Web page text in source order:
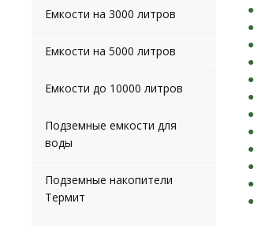
Емкости на 3000 литров
Емкости на 5000 литров
Емкости до 10000 литров
Подземные емкости для
воды
Подземные накопители
Термит